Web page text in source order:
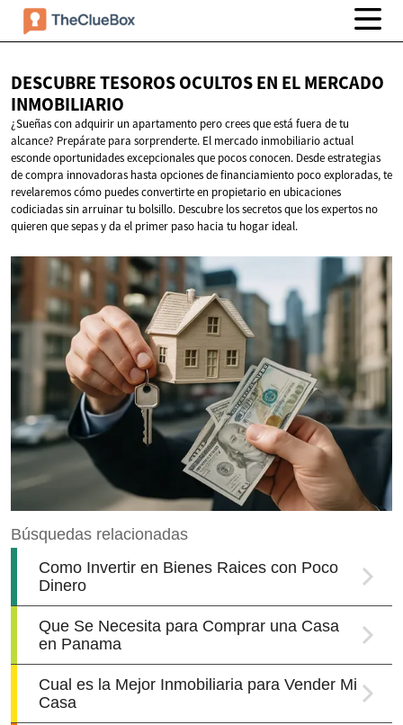
DESCUBRE TESOROS OCULTOS EN ELMERCADO
INMOBILIARIO
¿Sueñas con adquirir un apartamento pero crees que está fuera de tu
alcance? Prepárate para sorprenderte. El mercado inmobiliario actual
esconde oportunidades excepcionales que pocos conocen. Desde estrategias
de compra innovadoras hasta opciones de financiamiento poco exploradas, te
revelaremos cómo puedes convertirte en propietario en ubicaciones
codiciadas sin arruinar tu bolsillo. Descubre los secretos que los expertos no
quieren que sepas y da el primer paso hacia tu hogar ideal.